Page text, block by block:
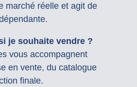
marché réelle et agit de
je souhaite vendre ?
vous accompagnent
en vente, du catalogue
finale.